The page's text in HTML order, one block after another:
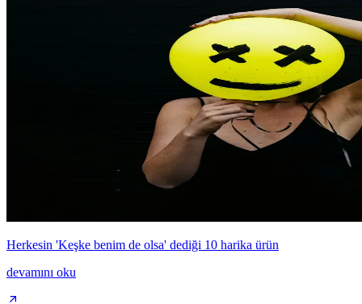
Herkesin 'Keşke benim de olsa' dediği 10 harika ürün
devamını oku